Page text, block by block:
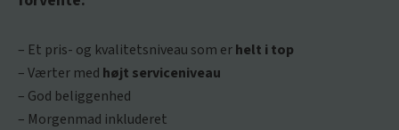
– Et pris- og kvalitetsniveau som erhelt i top
– Værter med højt serviceniveau
– God beliggenhed
– Morgenmad inkluderet